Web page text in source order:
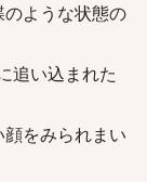
ような状態の
追い込まれた
をみられまい